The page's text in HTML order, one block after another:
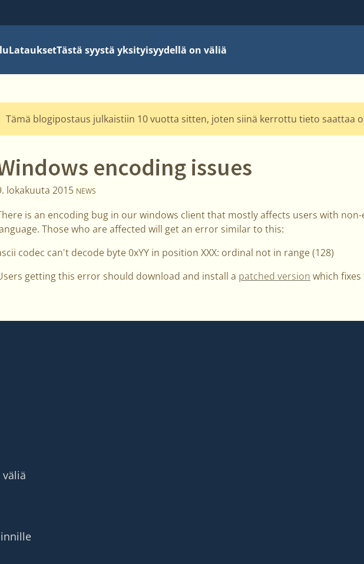
LatauksetTästä syystä yksityisyydellä on väliä
Tämä blogipostaus julkaistiin 10 vuotta sitten, joten siinä kerrottu tieto saattaa
encoding issues
lokakuuta 2015 NEWS
is an encoding bug in our windows client that mostly affects users with
Those who are affected will get an error similar to this:
codec can't decode byte 0xYY in position XXX: ordinal not in range (128)
getting this error should download and install a patched version which